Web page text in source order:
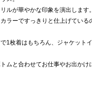
ルが華やかな印象を演出します。
ラーですっきりと仕上げている
1枚着はもちろん、ジャケット
ムと合わせてお仕事やお出かけ